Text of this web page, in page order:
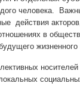
человека.
действия
в
жизненного